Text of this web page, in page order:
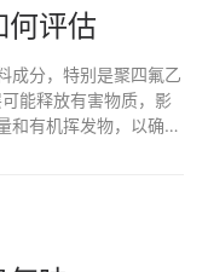
何评估
成分，特别是聚四氟乙
能释放有害物质，影
和有机挥发物，以确定